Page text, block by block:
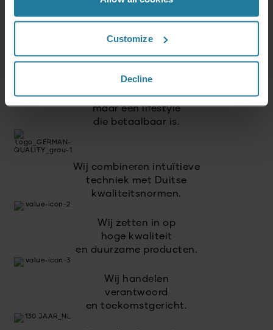
Customize
Decline
Daar staan wij voor.
Premium voor iedereen.
Geen luxe voor enkelen,
maar een lifestyle
die betaalbaar is.
Wij combineren intuïtieve
techniek met Duitse
kwaliteitsnormen.
Wij zetten in op
hoge kwaliteit
en duurzame producten.
Wij handelen
verantwoord
en toekomstgericht.